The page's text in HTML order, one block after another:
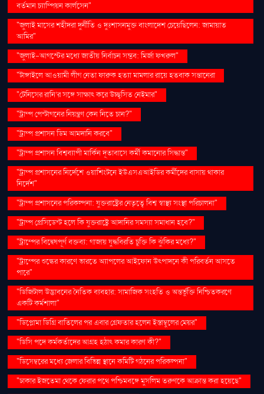
বর্তমান চ্যাম্পিয়ন কার্লসেন"
"জুলাই মাসের শহীদরা দুর্নীতি ও দুঃশাসনমুক্ত বাংলাদেশ চেয়েছিলেন: জামায়াত
আমির"
"জুলাই-আগস্টের মধ্যে জাতীয় নির্বাচন সম্ভব: মির্জা ফখরুল"
"টাঙ্গাইলে আওয়ামী লীগ নেতা ফারুক হত্যা মামলার রায়ে হতবাক সন্তানেরা
"টেনিসের রানি’র সঙ্গে সাক্ষাৎ করে উচ্ছ্বসিত নেইমার"
"ট্রাম্প পেন্টাগনের নিয়ন্ত্রণ কেন নিতে চান?"
"ট্রাম্প প্রশাসন ডিম আমদানি করবে"
"ট্রাম্প প্রশাসন বিশ্বব্যাপী মার্কিন দূতাবাসে কর্মী কমানোর সিদ্ধান্ত"
"ট্রাম্প প্রশাসনের নির্দেশে ওয়াশিংটনে ইউএসএআইডির কর্মীদের বাসায় থাকার
নির্দেশ"
"ট্রাম্প প্রশাসনের পরিকল্পনা: যুক্তরাষ্ট্রের নেতৃত্বে বিশ্ব স্বাস্থ্য সংস্থা পরিচালনা"
"ট্রাম্প প্রেসিডেন্ট হলে কি যুক্তরাষ্ট্রে আদানির সমস্যা সমাধান হবে?"
"ট্রাম্পের বিদ্বেষপূর্ণ বক্তব্য: গাজায় যুদ্ধবিরতি চুক্তি কি ঝুঁকির মধ্যে?"
"ট্রাম্পের শুল্কের কারণে ভারতে অ্যাপলের আইফোন উৎপাদনে কী পরিবর্তন আসতে
পারে"
"ডিজিটাল উদ্ভাবনের নৈতিক ব্যবহার: সামাজিক সংহতি ও অন্তর্ভুক্তি নিশ্চিতকরণে
একটি কর্মশালা"
"ডিপ্লোমা ডিগ্রি বাতিলের পর এবার গ্রেফতার হলেন ইস্তাম্বুলের মেয়র"
"ডিসি পদে কর্মকর্তাদের আগ্রহ হঠাৎ কমার কারণ কী?"
"ডিসেম্বরের মধ্যে জেলার বিভিন্ন স্থানে কমিটি গঠনের পরিকল্পনা"
"ঢাকার ইজতেমা থেকে ফেরার পথে পশ্চিমবঙ্গে মুসলিম তরুণকে আক্রান্ত করা হয়েছে"